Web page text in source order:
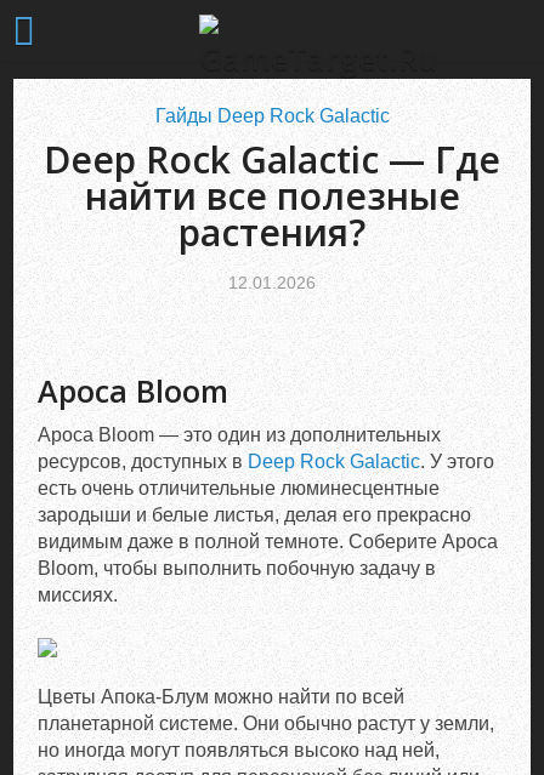
Гайды Deep Rock Galactic
Deep Rock Galactic — Где
найти все полезные
растения?
12.01.2026
Apoca Bloom
Apoca Bloom — это один из дополнительных
ресурсов, доступных вDeep Rock Galactic. У этого
есть очень отличительные люминесцентные
зародыши и белые листья, делая его прекрасно
видимым даже в полной темноте. Соберите Apoca
Bloom, чтобы выполнить побочную задачу в
миссиях.
Цветы Апока-Блум можно найти по всей
планетарной системе. Они обычно растут у земли,
но иногда могут появляться высоко над ней,